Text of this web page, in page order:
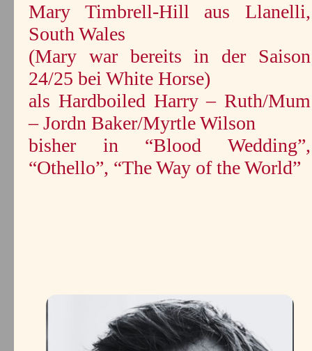
Mary Timbrell-Hill aus Llanelli,
South Wales
(Mary war bereits in der Saison
24/25 bei White Horse)
als Hardboiled Harry – Ruth/Mum
– Jordn Baker/Myrtle Wilson
bisher in “Blood Wedding”,
“Othello”, “The Way of the World”